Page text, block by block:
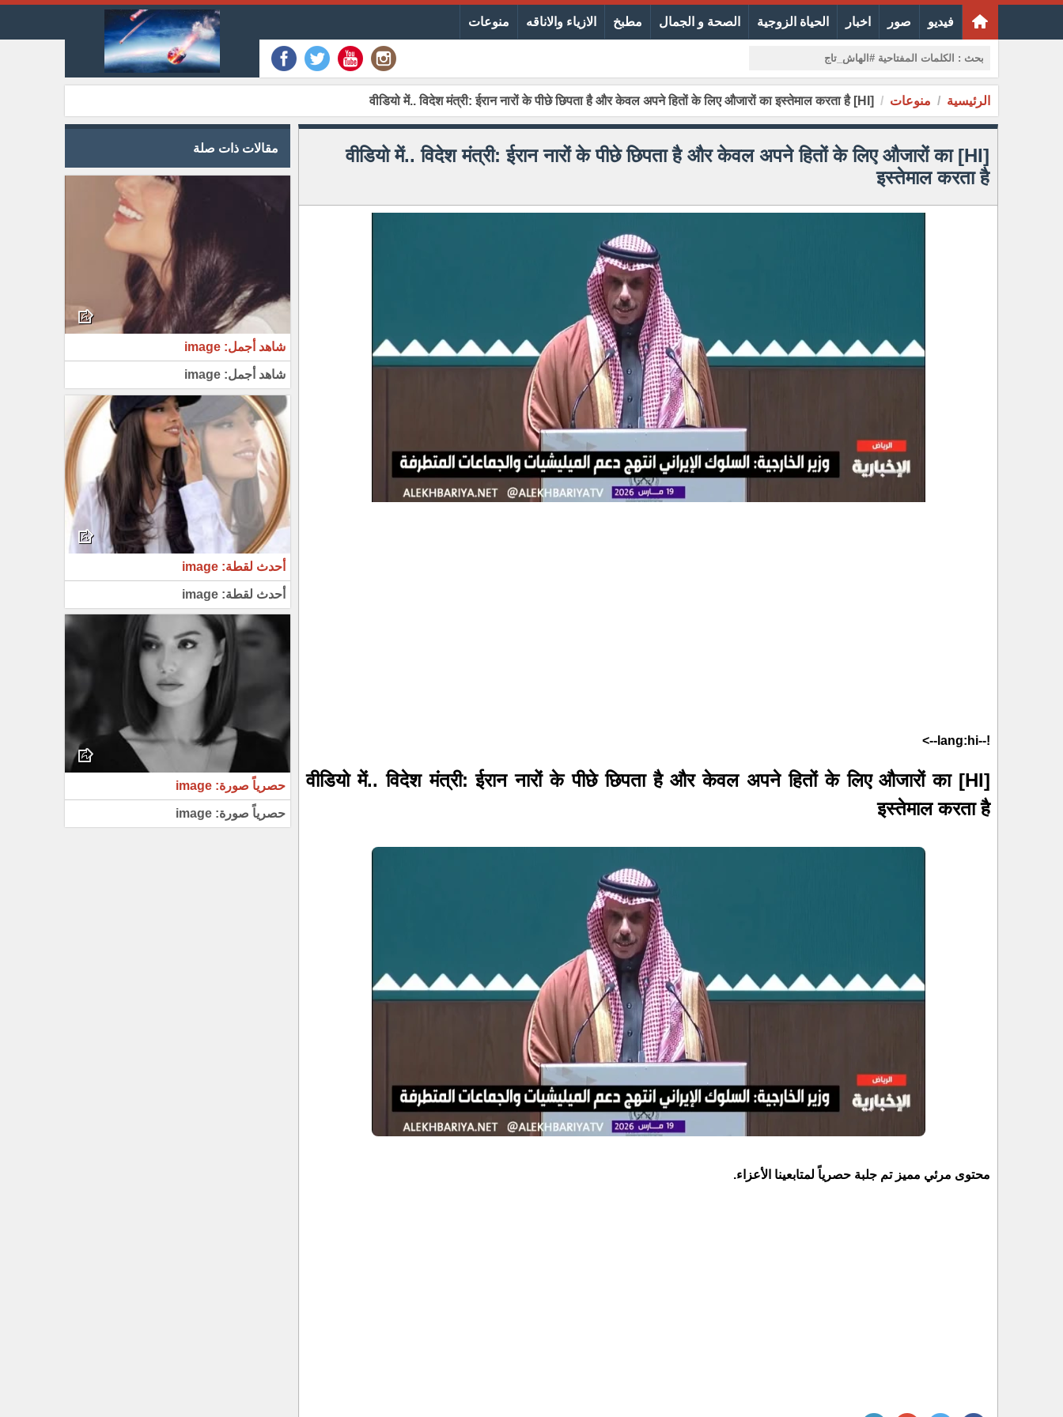
فيديو صور اخبار الحياة الزوجية الصحة و الجمال مطبخ الازياء والاناقه منوعات
الرئيسية منوعات [HI] वीडियो में.. विदेश मंत्री: ईरान नारों के पीछे छिपता है और केवल अपने हितों के लिए औजारों का इस्तेमाल करता है
[HI] वीडियो में.. विदेश मंत्री: ईरान नारों के पीछे छिपता है और केवल अपने हितों के लिए औजारों का
इस्तेमाल करता है
!--lang:hi-->
[HI] वीडियो में.. विदेश मंत्री: ईरान नारों के पीछे छिपता है और केवल अपने हितों के लिए औजारों का
इस्तेमाल करता है
محتوى مرئي مميز تم جلبة حصرياً لمتابعينا الأعزاء.
مقالات ذات صلة
شاهد أجمل: image
شاهد أجمل: image
أحدث لقطة: image
أحدث لقطة: image
حصرياً صورة: image
حصرياً صورة: image